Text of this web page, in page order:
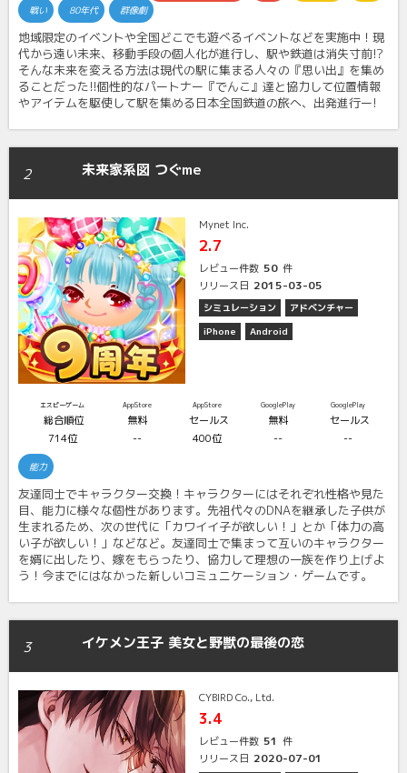
戦い
80年代 群像劇
地域限定のイベントや全国どこでも遊べるイベントなどを実施中！現
代から遠い未来、移動手段の個人化が進行し、駅や鉄道は消失寸前!?
そんな未来を変える方法は現代の駅に集まる人々の『思い出』を集め
ることだった!!個性的なパートナー『でんこ』達と協力して位置情報
やアイテムを駆使して駅を集める日本全国鉄道の旅へ、出発進行ー!
2 未来家系図 つぐme
Mynet Inc.
2.7
レビュー件数 50 件
リリース日 2015-03-05
シミュレーション
アドベンチャー
iPhone
Android
エスピーゲーム
総合順位
714位
AppStore
無料
--
AppStore
セールス
400位
GooglePlay
無料
--
GooglePlay
セールス
--
能力
友達同士でキャラクター交換！キャラクターにはそれぞれ性格や見た
目、能力に様々な個性があります。先祖代々のDNAを継承した子供が
生まれるため、次の世代に「カワイイ子が欲しい！」とか「体力の高
い子が欲しい！」などなど。友達同士で集まって互いのキャラクター
を婿に出したり、嫁をもらったり、協力して理想の一族を作り上げよ
う！今までにはなかった新しいコミュニケーション・ゲームです。
3 イケメン王子 美女と野獣の最後の恋
CYBIRD Co., Ltd.
3.4
レビュー件数 51 件
リリース日 2020-07-01